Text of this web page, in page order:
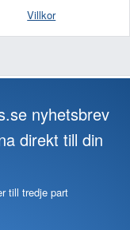
Villkor
nyhetsbrev
direkt till din
till tredje part